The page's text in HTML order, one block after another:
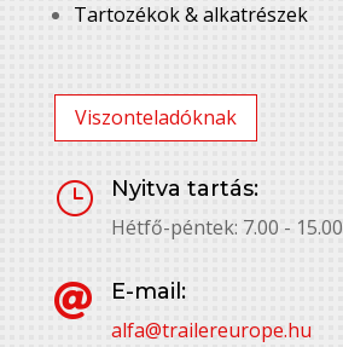
Tartozékok & alkatrészek
Viszonteladóknak
}
Nyitva tartás:
Hétfő-péntek: 7.00 - 15.00

E-mail:
alfa@trailereurope.hu